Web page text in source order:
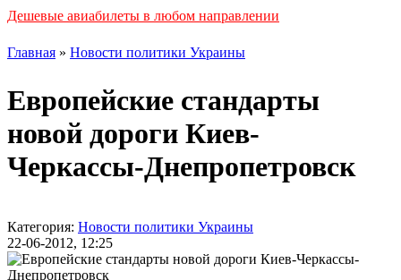
Дешевые авиабилеты в любом направлении
Главная » Новости политики Украины
Европейские стандарты
новой дороги Киев-
Черкассы-Днепропетровск
Категория: Новости политики Украины
22-06-2012, 12:25